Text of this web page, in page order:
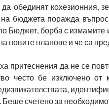
обединят кохезионния,
на бюджета поражда
Бюджет, борба с
новите планове и че са
притеснения да не се
често бе изключено
счетено за